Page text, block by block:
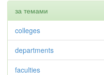
за темами
colleges
departments
faculties